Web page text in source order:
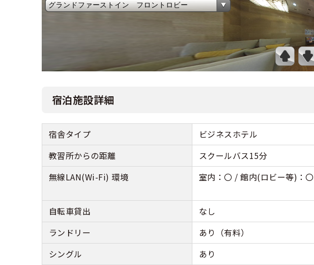
宿泊施設詳細
宿舎タイプ ビジネスホテル
教習所からの距離
スクールバス15分
無線LAN(Wi-Fi) 環境
室内：〇 / 館内(ロビー等)：〇
自転車貸出
なし
ランドリー
あり（有料）
シングル
あり